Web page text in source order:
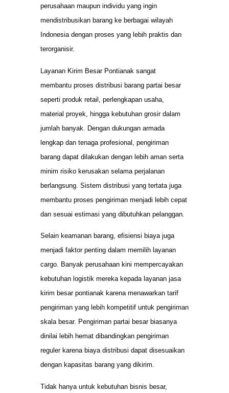
perusahaan maupun individu yang ingin
mendistribusikan barang ke berbagai wilayah
Indonesia dengan proses yang lebih praktis dan
terorganisir.
Layanan Kirim Besar Pontianak sangat
membantu proses distribusi barang partai besar
seperti produk retail, perlengkapan usaha,
material proyek, hingga kebutuhan grosir dalam
jumlah banyak. Dengan dukungan armada
lengkap dan tenaga profesional, pengiriman
barang dapat dilakukan dengan lebih aman serta
minim risiko kerusakan selama perjalanan
berlangsung. Sistem distribusi yang tertata juga
membantu proses pengiriman menjadi lebih cepat
dan sesuai estimasi yang dibutuhkan pelanggan.
Selain keamanan barang, efisiensi biaya juga
menjadi faktor penting dalam memilih layanan
cargo. Banyak perusahaan kini mempercayakan
kebutuhan logistik mereka kepada layanan jasa
kirim besar pontianak karena menawarkan tarif
pengiriman yang lebih kompetitif untuk pengiriman
skala besar. Pengiriman partai besar biasanya
dinilai lebih hemat dibandingkan pengiriman
reguler karena biaya distribusi dapat disesuaikan
dengan kapasitas barang yang dikirim.
Tidak hanya untuk kebutuhan bisnis besar,